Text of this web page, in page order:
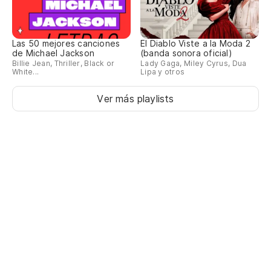
Las 50 mejores canciones
de Michael Jackson
Billie Jean, Thriller, Black or
White...
El Diablo Viste a la Moda 2
(banda sonora oficial)
Lady Gaga, Miley Cyrus, Dua
Lipa y otros
Ver más playlists